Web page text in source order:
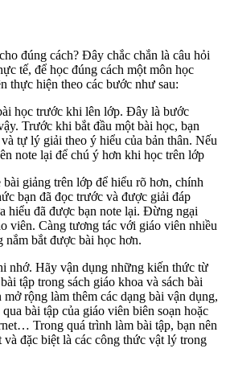
đúng cách? Đây chắc chắn là câu hỏi
tế, để học đúng cách một môn học
thực hiện theo các bước như sau:
học trước khi lên lớp. Đây là bước
Trước khi bắt đầu một bài học, bạn
tự lý giải theo ý hiểu của bản thân. Nếu
note lại để chú ý hơn khi học trên lớp
giảng trên lớp để hiểu rõ hơn, chính
bạn đã đọc trước và được giải đáp
hiểu đã được bạn note lại. Đừng ngại
viên. Càng tương tác với giáo viên nhiều
nắm bắt được bài học hơn.
nhớ. Hãy vận dụng những kiến thức từ
tập trong sách giáo khoa và sách bài
rộng làm thêm các dạng bài vận dụng,
bài tập của giáo viên biên soạn hoặc
Trong quá trình làm bài tập, bạn nên
đặc biệt là các công thức vật lý trong